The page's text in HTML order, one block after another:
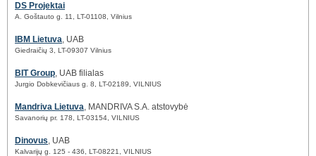
DS Projektai
A. Goštauto g. 11, LT-01108, Vilnius
IBM Lietuva, UAB
Giedraičių 3, LT-09307 Vilnius
BIT Group, UAB filialas
Jurgio Dobkevičiaus g. 8, LT-02189, VILNIUS
Mandriva Lietuva, MANDRIVA S.A. atstovybė
Savanorių pr. 178, LT-03154, VILNIUS
Dinovus, UAB
Kalvarijų g. 125 - 436, LT-08221, VILNIUS